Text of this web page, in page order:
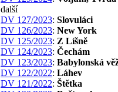
další
DV 127/2023: Slovuláci
DV 126/2023: New York
DV 125/2023: Z Líšně
DV 124/2023: Čechám
DV 123/2023: Babylonská
DV 122/2022: Láhev
DV 121/2022: Štětka